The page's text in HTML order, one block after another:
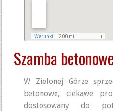
Szamba
W Zielonej Górze
betonowe, ciekawe
dostosowany do